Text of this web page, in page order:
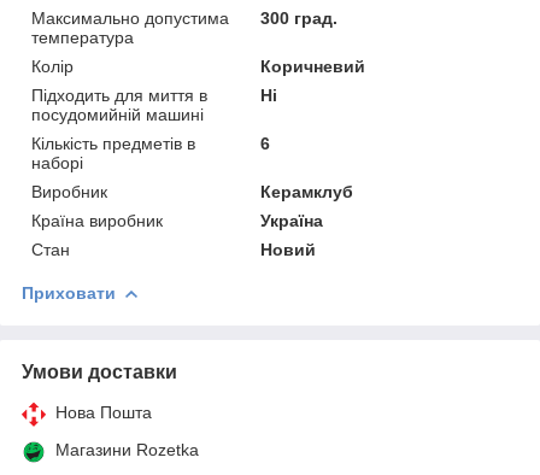
Максимально допустима
температура
300 град.
Колір
Коричневий
Підходить для миття в
посудомийній машині
Ні
Кількість предметів в
наборі
6
Виробник
Керамклуб
Країна виробник
Україна
Стан
Новий
Приховати
Умови доставки
Нова Пошта
Магазини Rozetka